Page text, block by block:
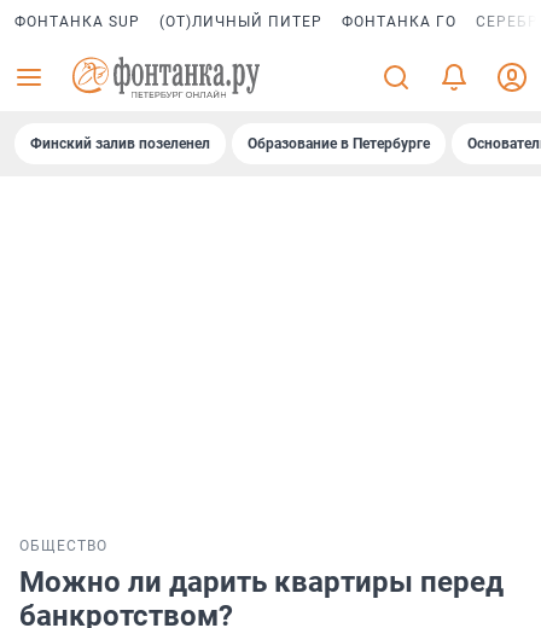
ФОНТАНКА SUP (ОТ)ЛИЧНЫЙ ПИТЕР ФОНТАНКА ГО
Финский залив позеленел Образование в Петербурге
ОБЩЕСТВО
Можно ли дарить квартиры перед
банкротством?